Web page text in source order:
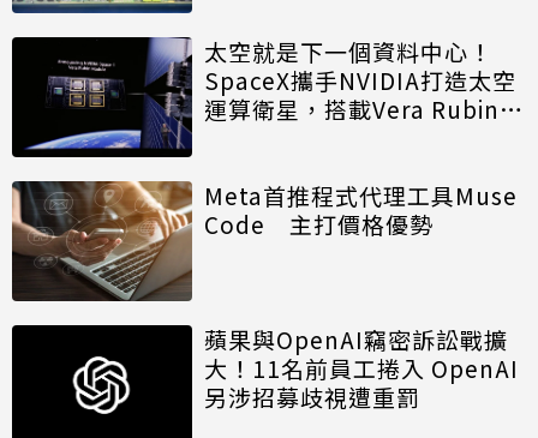
太空就是下一個資料中心！
SpaceX攜手NVIDIA打造太空
運算衛星，搭載Vera Rubin運
Meta首推程式代理工具Muse
Code 主打價格優勢
蘋果與OpenAI竊密訴訟戰擴
大！11名前員工捲入 OpenAI
另涉招募歧視遭重罰